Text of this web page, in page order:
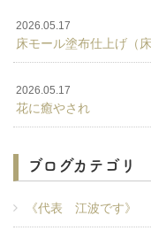
2026.05.17
床モール塗布仕上げ（
2026.05.17
花に癒やされ
ブログカテゴリ
《代表 江波です》